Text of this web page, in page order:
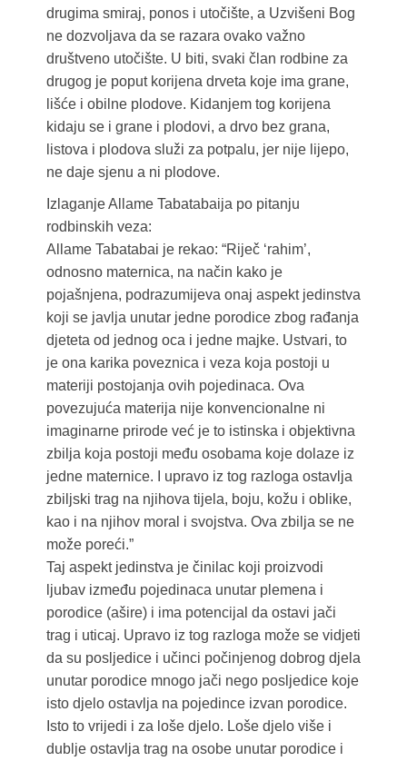
drugima smiraj, ponos i utočište, a Uzvišeni Bog
ne dozvoljava da se razara ovako važno
društveno utočište. U biti, svaki član rodbine za
drugog je poput korijena drveta koje ima grane,
lišće i obilne plodove. Kidanjem tog korijena
kidaju se i grane i plodovi, a drvo bez grana,
listova i plodova služi za potpalu, jer nije lijepo,
ne daje sjenu a ni plodove.
Izlaganje Allame Tabatabaija po pitanju
rodbinskih veza:
Allame Tabatabai je rekao: “Riječ ‘rahim’,
odnosno maternica, na način kako je
pojašnjena, podrazumijeva onaj aspekt jedinstva
koji se javlja unutar jedne porodice zbog rađanja
djeteta od jednog oca i jedne majke. Ustvari, to
je ona karika poveznica i veza koja postoji u
materiji postojanja ovih pojedinaca. Ova
povezujuća materija nije konvencionalne ni
imaginarne prirode već je to istinska i objektivna
zbilja koja postoji među osobama koje dolaze iz
jedne maternice. I upravo iz tog razloga ostavlja
zbiljski trag na njihova tijela, boju, kožu i oblike,
kao i na njihov moral i svojstva. Ova zbilja se ne
može poreći.”
Taj aspekt jedinstva je činilac koji proizvodi
ljubav između pojedinaca unutar plemena i
porodice (ašire) i ima potencijal da ostavi jači
trag i uticaj. Upravo iz tog razloga može se vidjeti
da su posljedice i učinci počinjenog dobrog djela
unutar porodice mnogo jači nego posljedice koje
isto djelo ostavlja na pojedince izvan porodice.
Isto to vrijedi i za loše djelo. Loše djelo više i
dublje ostavlja trag na osobe unutar porodice i